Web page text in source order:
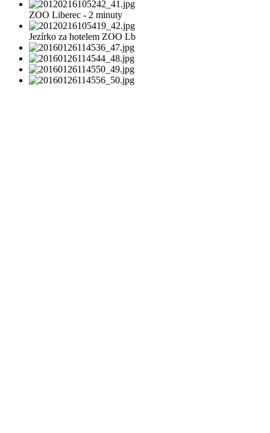
ZOO Liberec - 2 minuty
Jezírko za hotelem ZOO Lb